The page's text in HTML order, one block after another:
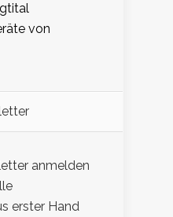
von
anmelden
erster Hand